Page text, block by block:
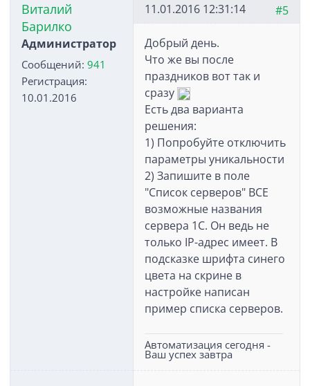
Виталий
Барилко
Администратор
Сообщений: 941
Регистрация:
10.01.2016
#5
11.01.2016 12:31:14
Добрый день.
Что же вы после
праздников вот так и
сразу
Есть два варианта
решения:
1) Попробуйте отключить
параметры уникальности
2) Запишите в поле
"Список серверов" ВСЕ
возможные названия
сервера 1С. Он ведь не
только IP-адрес имеет. В
подсказке шрифта синего
цвета на скрине в
настройке написан
пример списка серверов.
Автоматизация сегодня -
Ваш успех завтра